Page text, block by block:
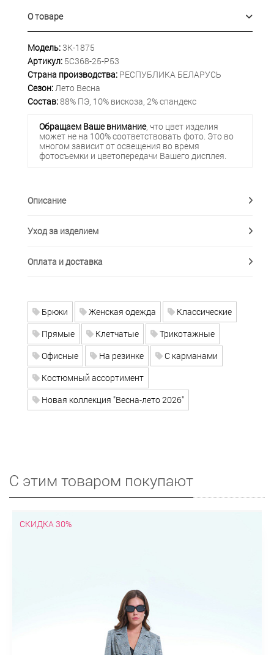
О товаре
Модель:3К-1875
Артикул: 5С368-25-Р53
Страна производства: РЕСПУБЛИКА БЕЛАРУСЬ
Сезон:Лето Весна
Состав:88% ПЭ, 10% вискоза, 2% спандекс
Обращаем Ваше внимание, что цвет изделия
может не на 100% соответствовать фото. Это во
многом зависит от освещения во время
фотосъемки и цветопередачи Вашего дисплея.
Описание
Уход за изделием
Оплата и доставка
Брюки Женская одежда
Классические
Прямые
Клетчатые
Трикотажные
Офисные
На резинке
С карманами
Костюмный ассортимент
Новая коллекция "Весна-лето 2026"
С этим товаром покупают
СКИДКА 30%